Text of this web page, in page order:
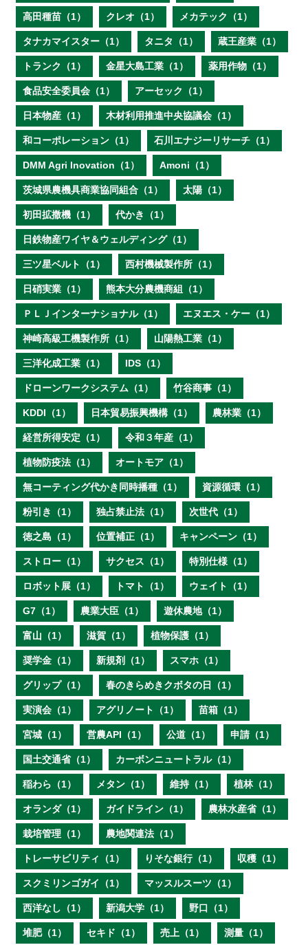
高田種苗（1） クレオ（1） メカテック（1）
タナカマイスター（1） タニタ（1） 蔵王産業（1）
トランク（1） 金星大島工業（1） 薬用作物（1）
食品安全委員会（1） アーセック（1）
日本物産（1） 木材利用推進中央協議会（1）
和コーポレーション（1） 石川エナジーリサーチ（1）
DMM Agri Inovation（1） Amoni（1）
茨城県農機具商業協同組合（1） 太陽（1）
初田拡撒機（1） 代かき（1）
日鉄物産ワイヤ＆ウェルディング（1）
三ツ星ベルト（1） 西村機械製作所（1）
日硝実業（1） 熊本大分農機商組（1）
ＰＬＪインターナショナル（1） エヌエス・ケー（1）
神崎高級工機製作所（1） 山陽熱工業（1）
三洋化成工業（1） IDS（1）
ドローンワークシステム（1） 竹谷商事（1）
KDDI（1） 日本貿易振興機構（1） 農林業（1）
経営所得安定（1） 令和３年産（1）
植物防疫法（1） オートモア（1）
無コーティング代かき同時播種（1） 資源循環（1）
粉引き（1） 独占禁止法（1） 次世代（1）
徳之島（1） 位置補正（1） キャンペーン（1）
ストロー（1） サクセス（1） 特別仕様（1）
ロボット展（1） トマト（1） ウェイト（1）
G7（1） 農業大臣（1） 遊休農地（1）
富山（1） 滋賀（1） 植物保護（1）
奨学金（1） 新規剤（1） スマホ（1）
グリップ（1） 春のきらめきクボタの日（1）
実演会（1） アグリノート（1） 苗箱（1）
宮城（1） 営農API（1） 公道（1） 申請（1）
国土交通省（1） カーボンニュートラル（1）
稲わら（1） メタン（1） 維持（1） 植林（1）
オランダ（1） ガイドライン（1） 農林水産省（1）
栽培管理（1） 農地関連法（1）
トレーサビリティ（1） りそな銀行（1） 収穫（1）
スクミリンゴガイ（1） マッスルスーツ（1）
西洋なし（1） 新潟大学（1） 野口（1）
堆肥（1） セキド（1） 売上（1） 測量（1）